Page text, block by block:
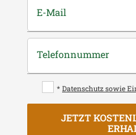
E-Mail
Telefonnummer
* Datenschutz sowie
JETZT